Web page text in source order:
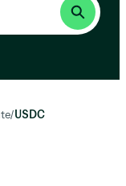
/USDC